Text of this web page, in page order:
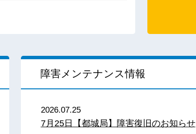
障害メンテナンス情報
2026.07.25
7月25日【都城局】障害復旧のお知らせ